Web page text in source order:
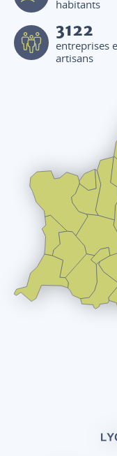
habitants
3122
entreprises
artisans